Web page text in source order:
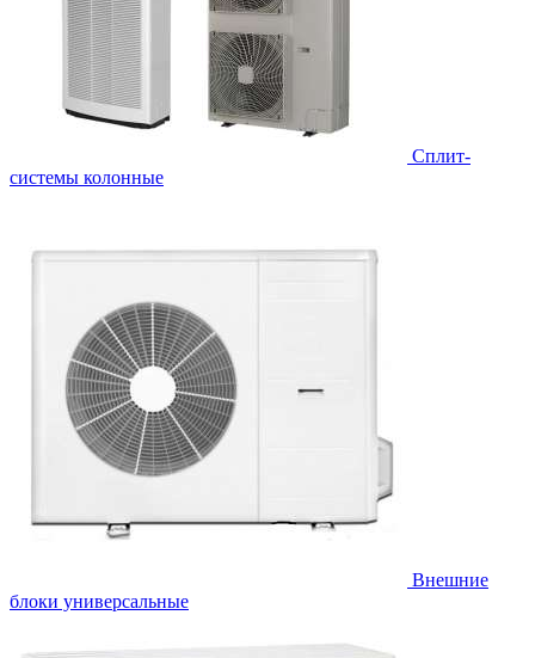
Cплит-
системы колонные
Внешние
блоки универсальные